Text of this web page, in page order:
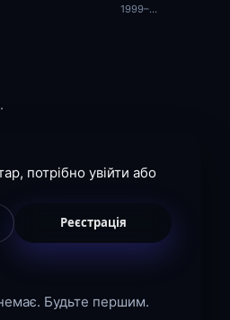
1999–…
потрібно увійти або
Реєстрація
Будьте першим.